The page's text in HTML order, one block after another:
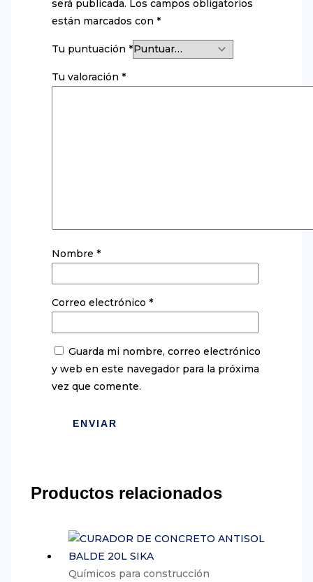
será publicada. Los campos obligatorios
están marcados con *
Tu puntuación *
Tu valoración *
Nombre *
Correo electrónico *
Guarda mi nombre, correo electrónico
y web en este navegador para la próxima
vez que comente.
Productos relacionados
Químicos para construcción